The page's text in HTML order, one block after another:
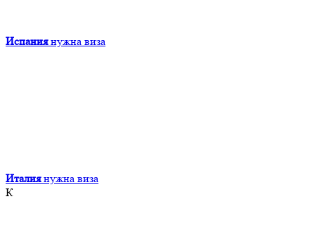
Испания нужна виза
Италия нужна виза
К